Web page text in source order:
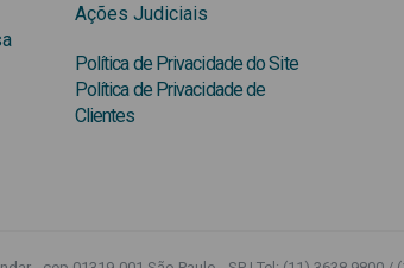
Ações Judiciais
Política de Privacidade do Site
Política de Privacidade de
Clientes